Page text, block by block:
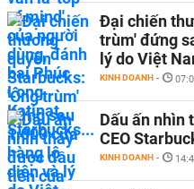
Đại chiến
trùm' đứng
lý do Việt
KINH DOANH -
Dấu ấn nhìn
CEO
KINH DOANH -